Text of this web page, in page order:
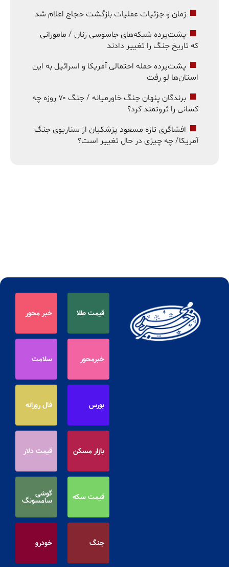
زمان و جزئیات عملیات بازگشت حجاج اعلام شد
پشت‌پرده شبکه‌های جاسوسی زنان / مامورانی
که تاریخ جنگ را تغییر دادند
پشت‌پرده حمله احتمالی آمریکا و اسرائیل به این
استان‌ها لو رفت
برندگان پنهان جنگ خاورمیانه / جنگ ۷۰ روزه چه
کسانی را ثروتمند کرد؟
افشاگری تازه مسعود پزشکیان از سناریوی جنگ
آمریکا/ چه چیزی در حال تغییر است؟
قیمت طلا خبر محور
خبرمحور سلامت
بورس فال روزانه
بازار مسکن قیمت دلار
قیمت سکه گوشی
سامسونگ
جنگ خودرو